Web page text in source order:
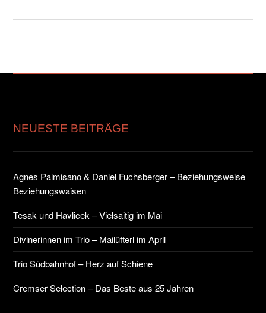
NEUESTE BEITRÄGE
Agnes Palmisano & Daniel Fuchsberger – Beziehungsweise
Beziehungswaisen
Tesak und Havlicek – Vielsaitig im Mai
Divinerinnen im Trio – Mailüfterl im April
Trio Südbahnhof – Herz auf Schiene
Cremser Selection – Das Beste aus 25 Jahren